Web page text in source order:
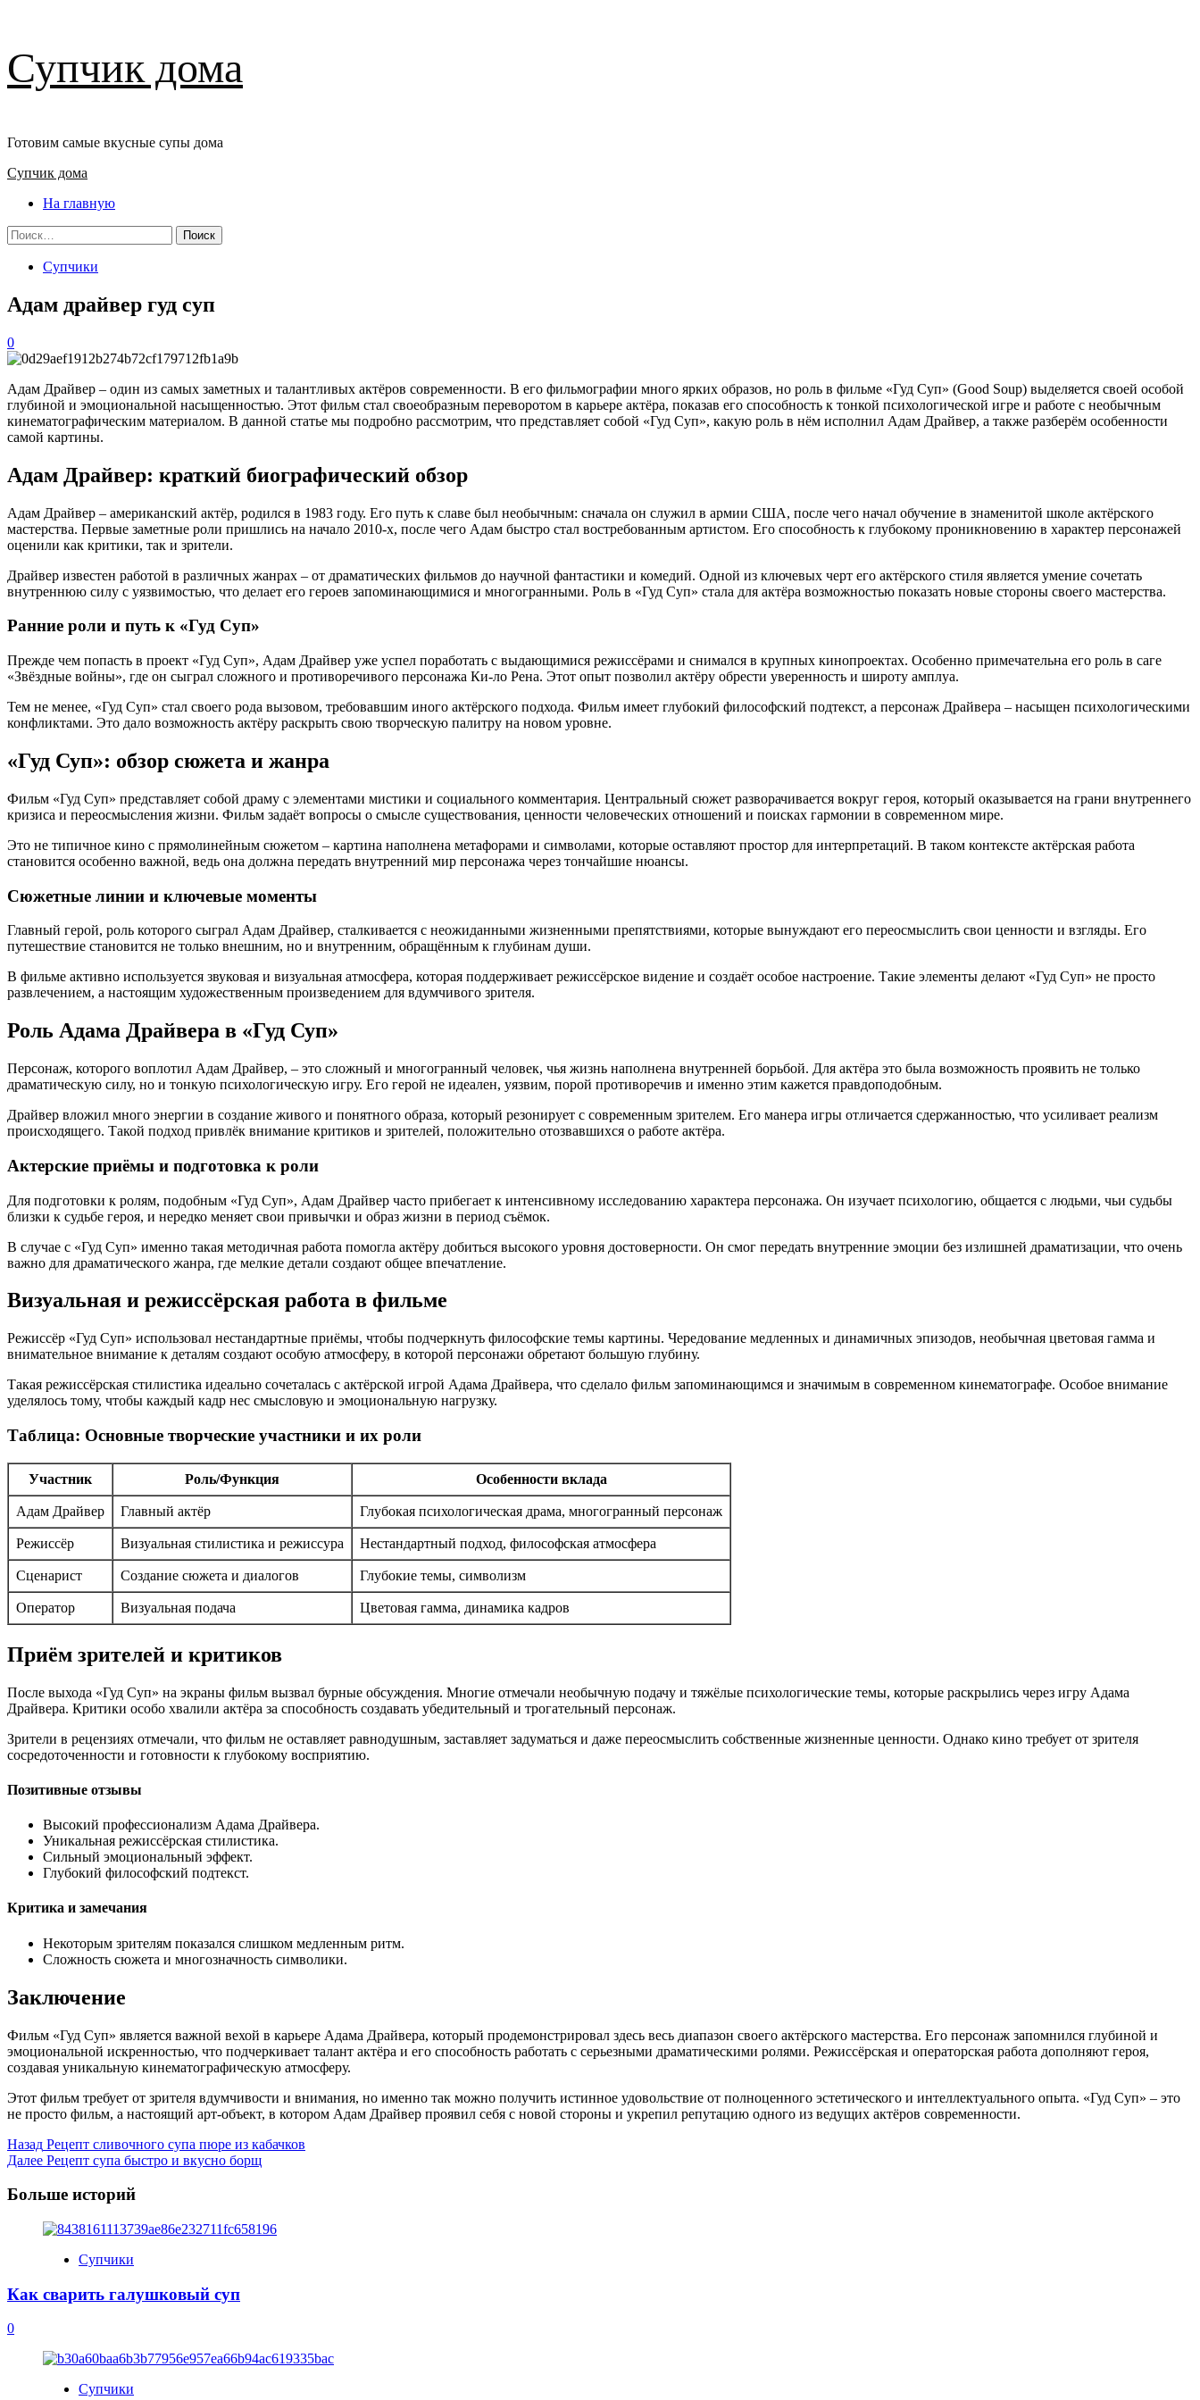
к
содержимому
Супчик дома
Готовим самые вкусные супы дома
Основное
Супчик дома
На главную
Найти:
Супчики
Адам драйвер гуд суп
0
Адам Драйвер – один из самых заметных и талантливых актёров современности. В его фильмографии много ярких образов, но роль в фильме «Гуд Суп» (Good Soup) выделяется своей особой
глубиной и эмоциональной насыщенностью. Этот фильм стал своеобразным переворотом в карьере актёра, показав его способность к тонкой психологической игре и работе с необычным
кинематографическим материалом. В данной статье мы подробно рассмотрим, что представляет собой «Гуд Суп», какую роль в нём исполнил Адам Драйвер, а также разберём особенности
самой картины.
Адам Драйвер: краткий биографический обзор
Адам Драйвер – американский актёр, родился в 1983 году. Его путь к славе был необычным: сначала он служил в армии США, после чего начал обучение в знаменитой школе актёрского
мастерства. Первые заметные роли пришлись на начало 2010-х, после чего Адам быстро стал востребованным артистом. Его способность к глубокому проникновению в характер персонажей
оценили как критики, так и зрители.
Драйвер известен работой в различных жанрах – от драматических фильмов до научной фантастики и комедий. Одной из ключевых черт его актёрского стиля является умение сочетать
внутреннюю силу с уязвимостью, что делает его героев запоминающимися и многогранными. Роль в «Гуд Суп» стала для актёра возможностью показать новые стороны своего мастерства.
Ранние роли и путь к «Гуд Суп»
Прежде чем попасть в проект «Гуд Суп», Адам Драйвер уже успел поработать с выдающимися режиссёрами и снимался в крупных кинопроектах. Особенно примечательна его роль в саге
«Звёздные войны», где он сыграл сложного и противоречивого персонажа Ки-ло Рена. Этот опыт позволил актёру обрести уверенность и широту амплуа.
Тем не менее, «Гуд Суп» стал своего рода вызовом, требовавшим иного актёрского подхода. Фильм имеет глубокий философский подтекст, а персонаж Драйвера – насыщен психологическими
конфликтами. Это дало возможность актёру раскрыть свою творческую палитру на новом уровне.
«Гуд Суп»: обзор сюжета и жанра
Фильм «Гуд Суп» представляет собой драму с элементами мистики и социального комментария. Центральный сюжет разворачивается вокруг героя, который оказывается на грани внутреннего
кризиса и переосмысления жизни. Фильм задаёт вопросы о смысле существования, ценности человеческих отношений и поисках гармонии в современном мире.
Это не типичное кино с прямолинейным сюжетом – картина наполнена метафорами и символами, которые оставляют простор для интерпретаций. В таком контексте актёрская работа
становится особенно важной, ведь она должна передать внутренний мир персонажа через тончайшие нюансы.
Сюжетные линии и ключевые моменты
Главный герой, роль которого сыграл Адам Драйвер, сталкивается с неожиданными жизненными препятствиями, которые вынуждают его переосмыслить свои ценности и взгляды. Его
путешествие становится не только внешним, но и внутренним, обращённым к глубинам души.
В фильме активно используется звуковая и визуальная атмосфера, которая поддерживает режиссёрское видение и создаёт особое настроение. Такие элементы делают «Гуд Суп» не просто
развлечением, а настоящим художественным произведением для вдумчивого зрителя.
Роль Адама Драйвера в «Гуд Суп»
Персонаж, которого воплотил Адам Драйвер, – это сложный и многогранный человек, чья жизнь наполнена внутренней борьбой. Для актёра это была возможность проявить не только
драматическую силу, но и тонкую психологическую игру. Его герой не идеален, уязвим, порой противоречив и именно этим кажется правдоподобным.
Драйвер вложил много энергии в создание живого и понятного образа, который резонирует с современным зрителем. Его манера игры отличается сдержанностью, что усиливает реализм
происходящего. Такой подход привлёк внимание критиков и зрителей, положительно отозвавшихся о работе актёра.
Актерские приёмы и подготовка к роли
Для подготовки к ролям, подобным «Гуд Суп», Адам Драйвер часто прибегает к интенсивному исследованию характера персонажа. Он изучает психологию, общается с людьми, чьи судьбы
близки к судьбе героя, и нередко меняет свои привычки и образ жизни в период съёмок.
В случае с «Гуд Суп» именно такая методичная работа помогла актёру добиться высокого уровня достоверности. Он смог передать внутренние эмоции без излишней драматизации, что очень
важно для драматического жанра, где мелкие детали создают общее впечатление.
Визуальная и режиссёрская работа в фильме
Режиссёр «Гуд Суп» использовал нестандартные приёмы, чтобы подчеркнуть философские темы картины. Чередование медленных и динамичных эпизодов, необычная цветовая гамма и
внимательное внимание к деталям создают особую атмосферу, в которой персонажи обретают большую глубину.
Такая режиссёрская стилистика идеально сочеталась с актёрской игрой Адама Драйвера, что сделало фильм запоминающимся и значимым в современном кинематографе. Особое внимание
уделялось тому, чтобы каждый кадр нес смысловую и эмоциональную нагрузку.
Таблица: Основные творческие участники и их роли
Участник Роль/Функция Особенности вклада
Адам Драйвер Главный актёр Глубокая психологическая драма, многогранный персонаж
Режиссёр Визуальная стилистика и режиссура Нестандартный подход, философская атмосфера
Сценарист Создание сюжета и диалогов Глубокие темы, символизм
Оператор Визуальная подача Цветовая гамма, динамика кадров
Приём зрителей и критиков
После выхода «Гуд Суп» на экраны фильм вызвал бурные обсуждения. Многие отмечали необычную подачу и тяжёлые психологические темы, которые раскрылись через игру Адама
Драйвера. Критики особо хвалили актёра за способность создавать убедительный и трогательный персонаж.
Зрители в рецензиях отмечали, что фильм не оставляет равнодушным, заставляет задуматься и даже переосмыслить собственные жизненные ценности. Однако кино требует от зрителя
сосредоточенности и готовности к глубокому восприятию.
Позитивные отзывы
Высокий профессионализм Адама Драйвера.
Уникальная режиссёрская стилистика.
Сильный эмоциональный эффект.
Глубокий философский подтекст.
Критика и замечания
Некоторым зрителям показался слишком медленным ритм.
Сложность сюжета и многозначность символики.
Заключение
Фильм «Гуд Суп» является важной вехой в карьере Адама Драйвера, который продемонстрировал здесь весь диапазон своего актёрского мастерства. Его персонаж запомнился глубиной и
эмоциональной искренностью, что подчеркивает талант актёра и его способность работать с серьезными драматическими ролями. Режиссёрская и операторская работа дополняют героя,
создавая уникальную кинематографическую атмосферу.
Этот фильм требует от зрителя вдумчивости и внимания, но именно так можно получить истинное удовольствие от полноценного эстетического и интеллектуального опыта. «Гуд Суп» – это
не просто фильм, а настоящий арт-объект, в котором Адам Драйвер проявил себя с новой стороны и укрепил репутацию одного из ведущих актёров современности.
Post
Navigation
Назад Рецепт сливочного супа пюре из кабачков
Далее Рецепт супа быстро и вкусно борщ
Больше историй
Супчики
Как сварить галушковый суп
0
Супчики